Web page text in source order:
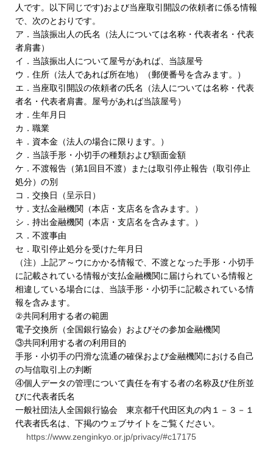
人です。以下同じです)および当座取引開設の依頼者に係る情報
で、次のとおりです。
ア．当該振出人の氏名（法人については名称・代表者名・代表
者肩書）
イ．当該振出人について屋号があれば、当該屋号
ウ．住所（法人であれば所在地）（郵便番号を含みます。）
エ．当座取引開設の依頼者の氏名（法人については名称・代表
者名・代表者肩書。屋号があれば当該屋号）
オ．生年月日
カ．職業
キ．資本金（法人の場合に限ります。）
ク．当該手形・小切手の種類および額面金額
ケ．不渡報告（第1回目不渡）または取引停止報告（取引停止
処分）の別
コ．交換日（呈示日）
サ．支払金融機関（本店・支店名を含みます。）
シ．持出金融機関（本店・支店名を含みます。）
ス．不渡事由
セ．取引停止処分を受けた年月日
（注）上記ア～ウにかかる情報で、不渡となった手形・小切手
に記載されている情報が支払金融機関に届けられている情報と
相違している場合には、当該手形・小切手に記載されている情
報を含みます。
②共同利用する者の範囲
電子交換所（全国銀行協会）およびその参加金融機関
③共同利用する者の利用目的
手形・小切手の円滑な流通の確保および金融機関における自己
の与信取引上の判断
④個人データの管理について責任を有する者の名称及び住所並
びに代表者氏名
一般社団法人全国銀行協会 東京都千代田区丸の内１－３－１
代表者氏名は、下掲のウェブサイトをご覧ください。
https://www.zenginkyo.or.jp/privacy/#c17175